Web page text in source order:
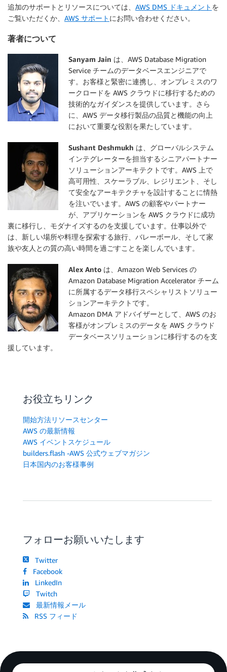
追加のサポートとリソースについては、 AWS DMS ドキュメント を
ご覧いただくか、 AWS サポート にお問い合わせください。
著者について
Sanyam Jain は、AWS Database Migration
Service チームのデータベースエンジニアで
す。お客様と緊密に連携し、オンプレミスのワ
ークロードを AWS クラウドに移行するための
技術的なガイダンスを提供しています。さら
に、AWS データ移行製品の品質と機能の向上
において重要な役割を果たしています。
Sushant Deshmukh は、グローバルシステム
インテグレーターを担当するシニアパートナー
ソリューションアーキテクトです。AWS 上で
高可用性、スケーラブル、レジリエント、そし
て安全なアーキテクチャを設計することに情熱
を注いでいます。AWS の顧客やパートナー
が、アプリケーションを AWS クラウドに成功
裏に移行し、モダナイズするのを支援しています。仕事以外で
は、新しい場所や料理を探索する旅行、バレーボール、そして家
族や友人との質の高い時間を過ごすことを楽しんでいます。
Alex Anto は、Amazon Web Services の
Amazon Database Migration Accelerator チーム
に所属するデータ移行スペシャリストソリュー
ションアーキテクトです。
Amazon DMA アドバイザーとして、AWS のお
客様がオンプレミスのデータを AWS クラウド
データベースソリューションに移行するのを支
援しています。
お役立ちリンク
開始方法リソースセンター
AWS の最新情報
AWS イベントスケジュール
builders.flash -AWS 公式ウェブマガジン
日本国内のお客様事例
フォローお願いいたします
Twitter
Facebook
LinkedIn
Twitch
最新情報メール
RSS フィード